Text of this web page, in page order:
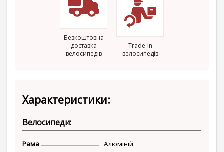
Безкоштовна
доставка
велосипедів
Trade-In
велосипедів
Характеристики:
Велосипеди:
Рама
Алюміній